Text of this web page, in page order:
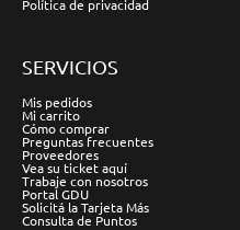
Política de privacidad
SERVICIOS
Mis pedidos
Mi carrito
Cómo comprar
Preguntas frecuentes
Proveedores
Vea su ticket aquí
Trabaje con nosotros
Portal GDU
Solicitá la Tarjeta Más
Consulta de Puntos